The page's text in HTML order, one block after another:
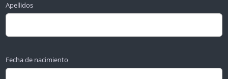
Apellidos
Fecha de nacimiento